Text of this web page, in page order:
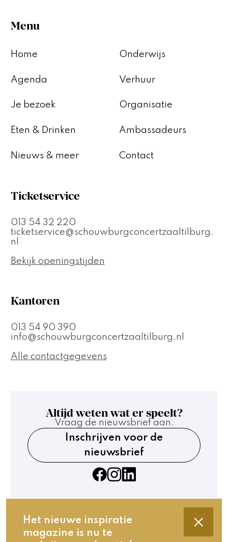
Het nieuwe inspiratie
magazine is nu te
Menu
Home
Agenda
Je bezoek
Eten & Drinken
Nieuws & meer
Onderwijs
Verhuur
Organisatie
Ambassadeurs
Contact
Ticketservice
013 54 32 220
ticketservice@schouwburgconcertzaaltilburg.
nl
Bekijk openingstijden
Kantoren
013 54 90 390
info@schouwburgconcertzaaltilburg.nl
Alle contactgegevens
Altijd weten wat er speelt?
Vraag de nieuwsbrief aan.
Inschrijven voor de
nieuwsbrief
Contact